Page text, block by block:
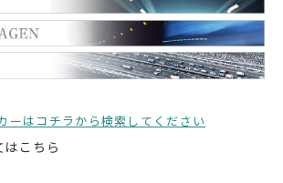
ーはコチラから検索してください
こちら